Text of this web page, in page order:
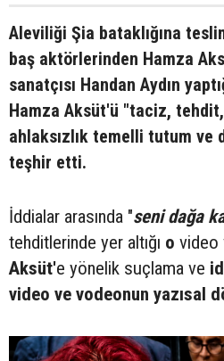
Aleviliği Şia bataklığına
baş aktörlerinden Hamza
sanatçısı Handan Aydın
Hamza Aksüt'ü "taciz,
ahlaksızlık temelli tutum ve
teşhir etti.
İddialar arasında "seni dağa
tehditlerinde yer altığı o video
Aksüt'e yönelik suçlama ve
video ve vodeonun yazısal